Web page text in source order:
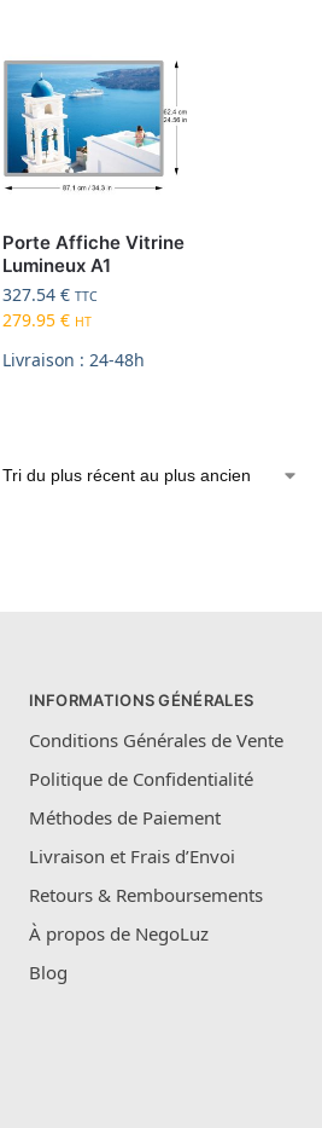
Porte Affiche Vitrine
Lumineux A1
327.54 € TTC
279.95 € HT
Livraison : 24-48h
INFORMATIONS GÉNÉRALES
Conditions Générales de Vente
Politique de Confidentialité
Méthodes de Paiement
Livraison et Frais d’Envoi
Retours & Remboursements
À propos de NegoLuz
Blog